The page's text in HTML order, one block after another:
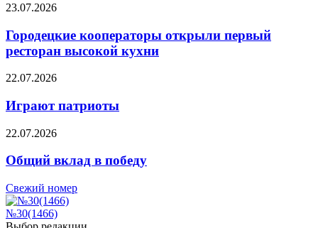
23.07.2026
Городецкие кооператоры открыли первый
ресторан высокой кухни
22.07.2026
Играют патриоты
22.07.2026
Общий вклад в победу
Свежий номер
№30(1466)